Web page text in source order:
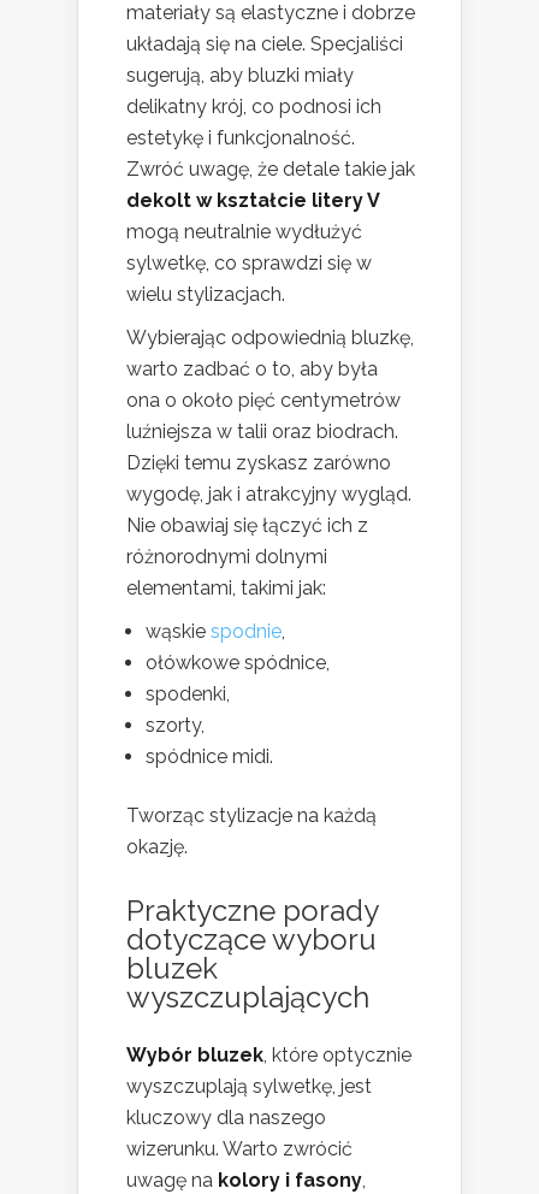
materiały są elastyczne i dobrze
układają się na ciele. Specjaliści
sugerują, aby bluzki miały
delikatny krój, co podnosi ich
estetykę i funkcjonalność.
Zwróć uwagę, że detale takie jak
dekolt w kształcie litery V
mogą neutralnie wydłużyć
sylwetkę, co sprawdzi się w
wielu stylizacjach.
Wybierając odpowiednią bluzkę,
warto zadbać o to, aby była
ona o około pięć centymetrów
luźniejsza w talii oraz biodrach.
Dzięki temu zyskasz zarówno
wygodę, jak i atrakcyjny wygląd.
Nie obawiaj się łączyć ich z
różnorodnymi dolnymi
elementami, takimi jak:
wąskie spodnie,
ołówkowe spódnice,
spodenki,
szorty,
spódnice midi.
Tworząc stylizacje na każdą
okazję.
Praktyczne porady
dotyczące wyboru
bluzek
wyszczuplających
Wybór bluzek, które optycznie
wyszczuplają sylwetkę, jest
kluczowy dla naszego
wizerunku. Warto zwrócić
uwagę na kolory i fasony,